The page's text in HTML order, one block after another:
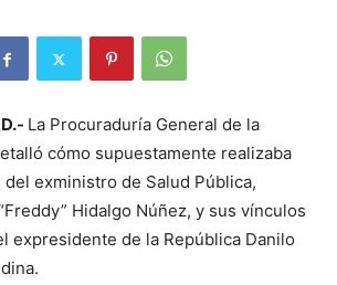
La Procuraduría General de la
cómo supuestamente realizaba
exministro de Salud Pública,
Hidalgo Núñez, y sus vínculos
expresidente de la República Danilo